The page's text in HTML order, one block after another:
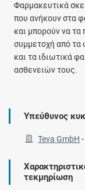
Φαρμακευτικά
που ανήκουν στα
και μπορούν να τα
συμμετοχή από τα
και τα ιδιωτικά
ασθενειών τους.
Υπεύθυνος
Teva GmbH -
τεκμηρίωση